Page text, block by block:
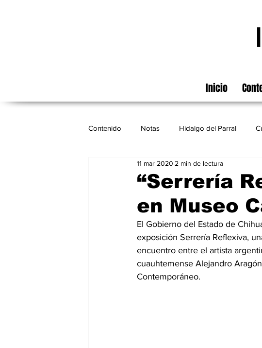
Inicio
Contenido Notas Hidalgo del Parral
Cinematografía México Turismo
“Serrería
en Museo
11 mar 2020 2 min de lectura
El Gobierno del Estado de
exposición Serrería Reflexiva,
encuentro entre el artista
cuauhtemense Alejandro
Contemporáneo.